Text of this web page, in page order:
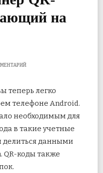
на
К
ЛУЧШИХ
ИСПРАВИТЬ
СКАНЕР
КОДА,
НЕ
НА
теперь легко
телефоне Android.
необходимым для
в такие учетные
делиться данными
QR-коды также